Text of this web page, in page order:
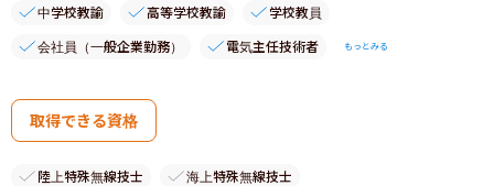
中学校教諭 高等学校教諭
学校教員
会社員（一般企業勤務）
電気主任技術者 もっとみる
取得できる資格
陸上特殊無線技士
海上特殊無線技士